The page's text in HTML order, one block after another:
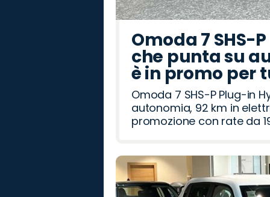
Omoda 7 SHS-
che punta su
è in promo per
Omoda 7 SHS-P Plug-in
autonomia, 92 km in
promozione con rate da